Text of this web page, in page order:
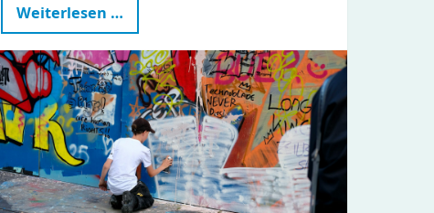
Weiterlesen …Naturabenteuer
im
Zeisigwald:
Familien
feiern
Muttertag
mit
Tiergeschichten
und
Bastelspaß